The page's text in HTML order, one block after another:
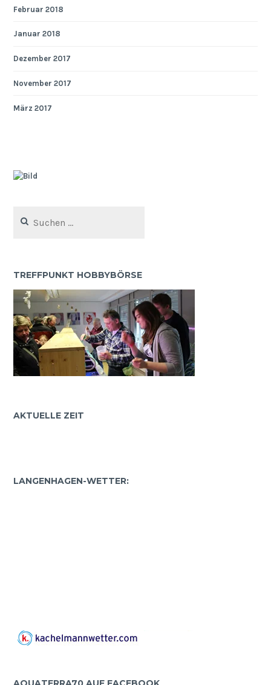
Februar 2018
Januar 2018
Dezember 2017
November 2017
März 2017
nach:
TREFFPUNKT HOBBYBÖRSE
AKTUELLE ZEIT
LANGENHAGEN-WETTER: